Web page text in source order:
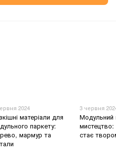
2024
матеріали для
паркету:
мармур та
3 червня
Модульний
мистецтво:
стає